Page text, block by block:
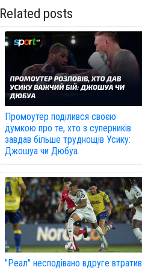
Related posts
Промоутер поділився своєю
думкою про те, хто з суперників
завдав більше труднощів Усику:
Джошуа чи Дюбуа.
"Реал" несподівано вдруге втратив